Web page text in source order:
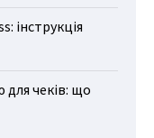
інструкція
для чеків: що